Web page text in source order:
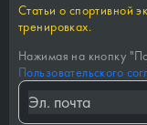
Статьи о спортивной
тренировках.
Нажимая на кнопку "
Пользовательского